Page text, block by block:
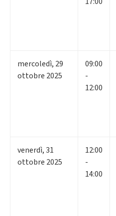
mercoledì, 29
ottobre 2025
09:00
-
12:00
venerdì,31
ottobre 2025
12:00
-
14:00